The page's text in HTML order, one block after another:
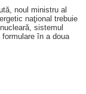
noul ministru al
naţional trebuie
sistemul
formulare în a doua